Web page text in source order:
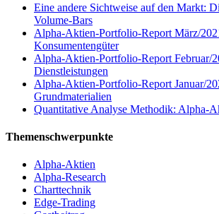
Eine andere Sichtweise auf den Markt:
Volume-Bars
Alpha-Aktien-Portfolio-Report März/
Konsumentengüter
Alpha-Aktien-Portfolio-Report Februar/
Dienstleistungen
Alpha-Aktien-Portfolio-Report Januar/
Grundmaterialien
Quantitative Analyse Methodik: Alpha-
Themenschwerpunkte
Alpha-Aktien
Alpha-Research
Charttechnik
Edge-Trading